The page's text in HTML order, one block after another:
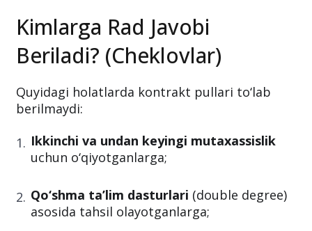
Kimlarga Rad Javobi
Beriladi? (Cheklovlar)
Quyidagi holatlarda kontrakt pullari to‘lab
berilmaydi:
Ikkinchi va undan keyingi mutaxassislik
uchun o‘qiyotganlarga;
Qo‘shma ta’lim dasturlari (double degree)
asosida tahsil olayotganlarga;